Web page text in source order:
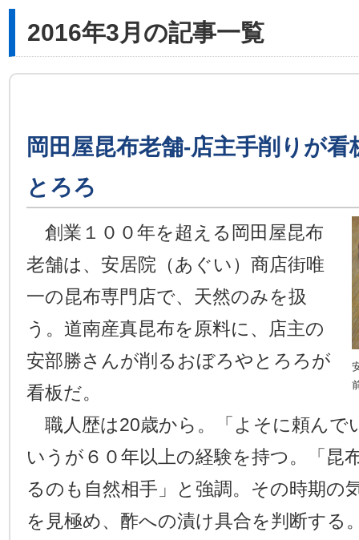
2016年3月の記事一覧
岡田屋昆布老舗-店主手削りが
とろろ
創業１００年を超える岡田屋昆布
老舗は、安居院（あぐい）商店街唯
一の昆布専門店で、天然のみを扱
う。道南産真昆布を原料に、店主の
安部勝さんが削るおぼろやとろろが
看板だ。
職人歴は20歳から。「よそに頼んで
いうが６０年以上の経験を持つ。「昆
るのも自然相手」と強調。その時期の
を見極め、酢への漬け具合を判断する